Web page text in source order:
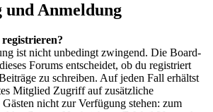
Anmeldung
ist nicht unbedingt zwingend. Die Board-
Forums entscheidet, ob du registriert
zu schreiben. Auf jeden Fall erhältst
Mitglied Zugriff auf zusätzliche
nicht zur Verfügung stehen: zum